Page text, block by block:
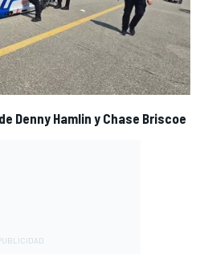
Denny Hamlin y Chase Briscoe